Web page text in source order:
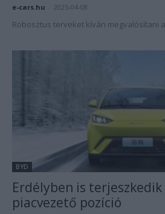
e-cars.hu 2025-04-08
Robosztus terveket kíván megvalósítani
BYD
Erdélyben is terjeszkedik
piacvezető pozíció